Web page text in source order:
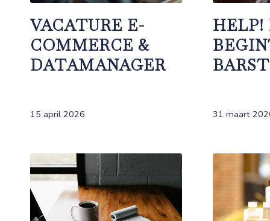
VACATURE E-
COMMERCE &
DATAMANAGER
15 april 2026
HELP!
31 maart